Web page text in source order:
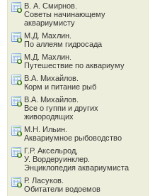
В. А. Смирнов.
Советы начинающему
аквариумисту
М.Д. Махлин.
По аллеям гидросада
М.Д. Махлин.
Путешествие по аквариуму
В.А. Михайлов.
Корм и питание рыб
В.А. Михайлов.
Все о гуппи и других
живородящих
М.Н. Ильин.
Аквариумное рыбоводство
Г.Р. Аксельрод,
У. Вордеруинклер.
Энциклопедия аквариумиста
Р. Ласуков.
Обитатели водоемов